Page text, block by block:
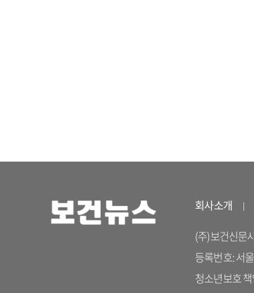
회사소개
(주)보건신문
등록번호: 서
청소년보호